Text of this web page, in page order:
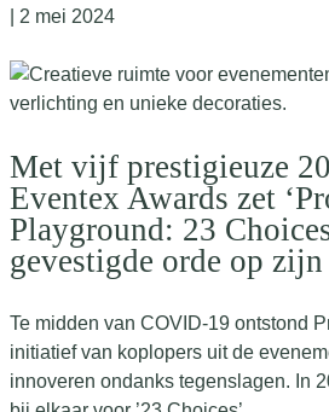
| 2 mei 2024
Met vijf prestigieuze
Eventex Awards zet
Playground: 23
gevestigde orde op
Te midden van COVID-19 ontstond
initiatief van koplopers uit de
innoveren ondanks tegenslagen. In